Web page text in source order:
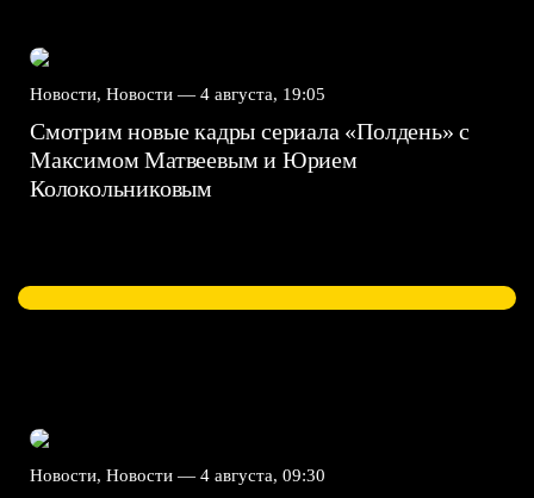
Новости, Новости — 4 августа, 19:05
Смотрим новые кадры сериала «Полдень» с
Максимом Матвеевым и Юрием
Колокольниковым
Новости, Новости — 4 августа, 09:30